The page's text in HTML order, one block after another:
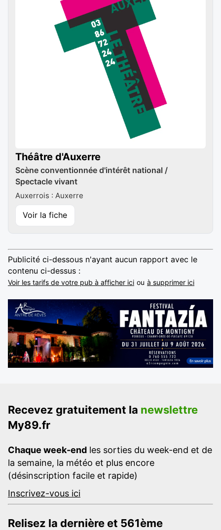
Théâtre d'Auxerre
Scène conventionnée d'intérêt national /
Spectacle vivant
Auxerrois : Auxerre
Voir la fiche
Publicité ci-dessous n'ayant aucun rapport avec le
contenu ci-dessus :
Voir les tarifs de votre pub à afficher ici ou à supprimer ici
Recevez gratuitement la newslettre
My89.fr
Chaque week-end les sorties du week-end et de
la semaine, la météo et plus encore
(désinscription facile et rapide)
Inscrivez-vous ici
Relisez la dernière et 561ème